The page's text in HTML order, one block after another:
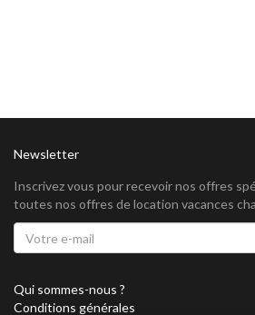
Newsletter
Inscrivez vous pour recevoir nos offres
toutes nos offres de location vacances
Qui sommes-nous ?
Conditions générales